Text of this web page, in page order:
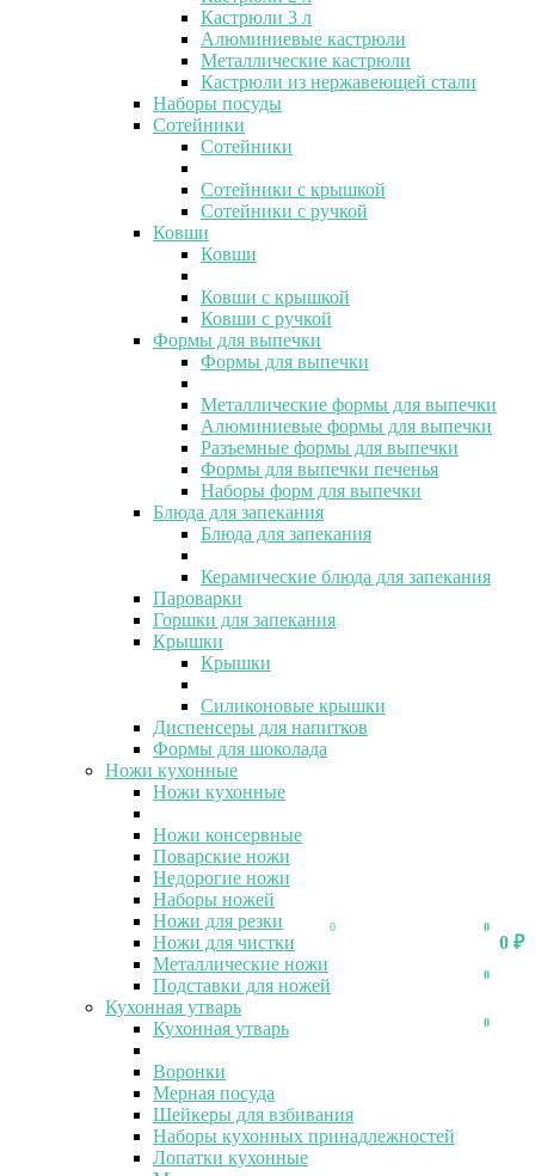
0
0 ₽
0
0
0
Кастрюли 3 л
Алюминиевые кастрюли
Металлические кастрюли
Кастрюли из нержавеющей стали
Наборы посуды
Сотейники
Сотейники
Сотейники с крышкой
Сотейники с ручкой
Ковши
Ковши
Ковши с крышкой
Ковши с ручкой
Формы для выпечки
Формы для выпечки
Металлические формы для выпечки
Алюминиевые формы для выпечки
Разъемные формы для выпечки
Формы для выпечки печенья
Наборы форм для выпечки
Блюда для запекания
Блюда для запекания
Керамические блюда для запекания
Пароварки
Горшки для запекания
Крышки
Крышки
Силиконовые крышки
Диспенсеры для напитков
Формы для шоколада
Ножи кухонные
Ножи кухонные
Ножи консервные
Поварские ножи
Недорогие ножи
Наборы ножей
Ножи для резки
Ножи для чистки
Металлические ножи
Подставки для ножей
Кухонная утварь
Кухонная утварь
Воронки
Мерная посуда
Шейкеры для взбивания
Наборы кухонных принадлежностей
Лопатки кухонные